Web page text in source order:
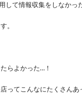
して情報収集をしなかっ
。
らよかった…！
ってこんなにたくさんあ